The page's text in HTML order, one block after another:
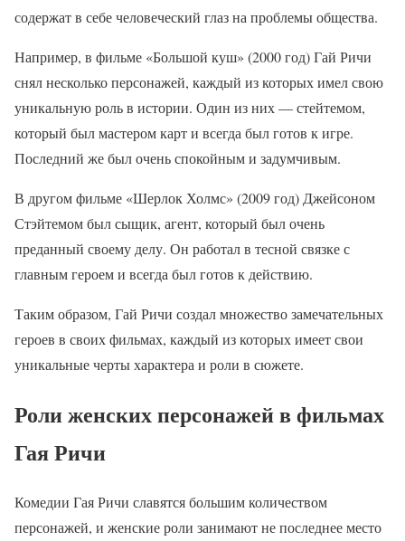
содержат в себе человеческий глаз на проблемы общества.
Например, в фильме «Большой куш» (2000 год) Гай Ричи
снял несколько персонажей, каждый из которых имел свою
уникальную роль в истории. Один из них — стейтемом,
который был мастером карт и всегда был готов к игре.
Последний же был очень спокойным и задумчивым.
В другом фильме «Шерлок Холмс» (2009 год) Джейсоном
Стэйтемом был сыщик, агент, который был очень
преданный своему делу. Он работал в тесной связке с
главным героем и всегда был готов к действию.
Таким образом, Гай Ричи создал множество замечательных
героев в своих фильмах, каждый из которых имеет свои
уникальные черты характера и роли в сюжете.
Роли женских персонажей в фильмах
Гая Ричи
Комедии Гая Ричи славятся большим количеством
персонажей, и женские роли занимают не последнее место